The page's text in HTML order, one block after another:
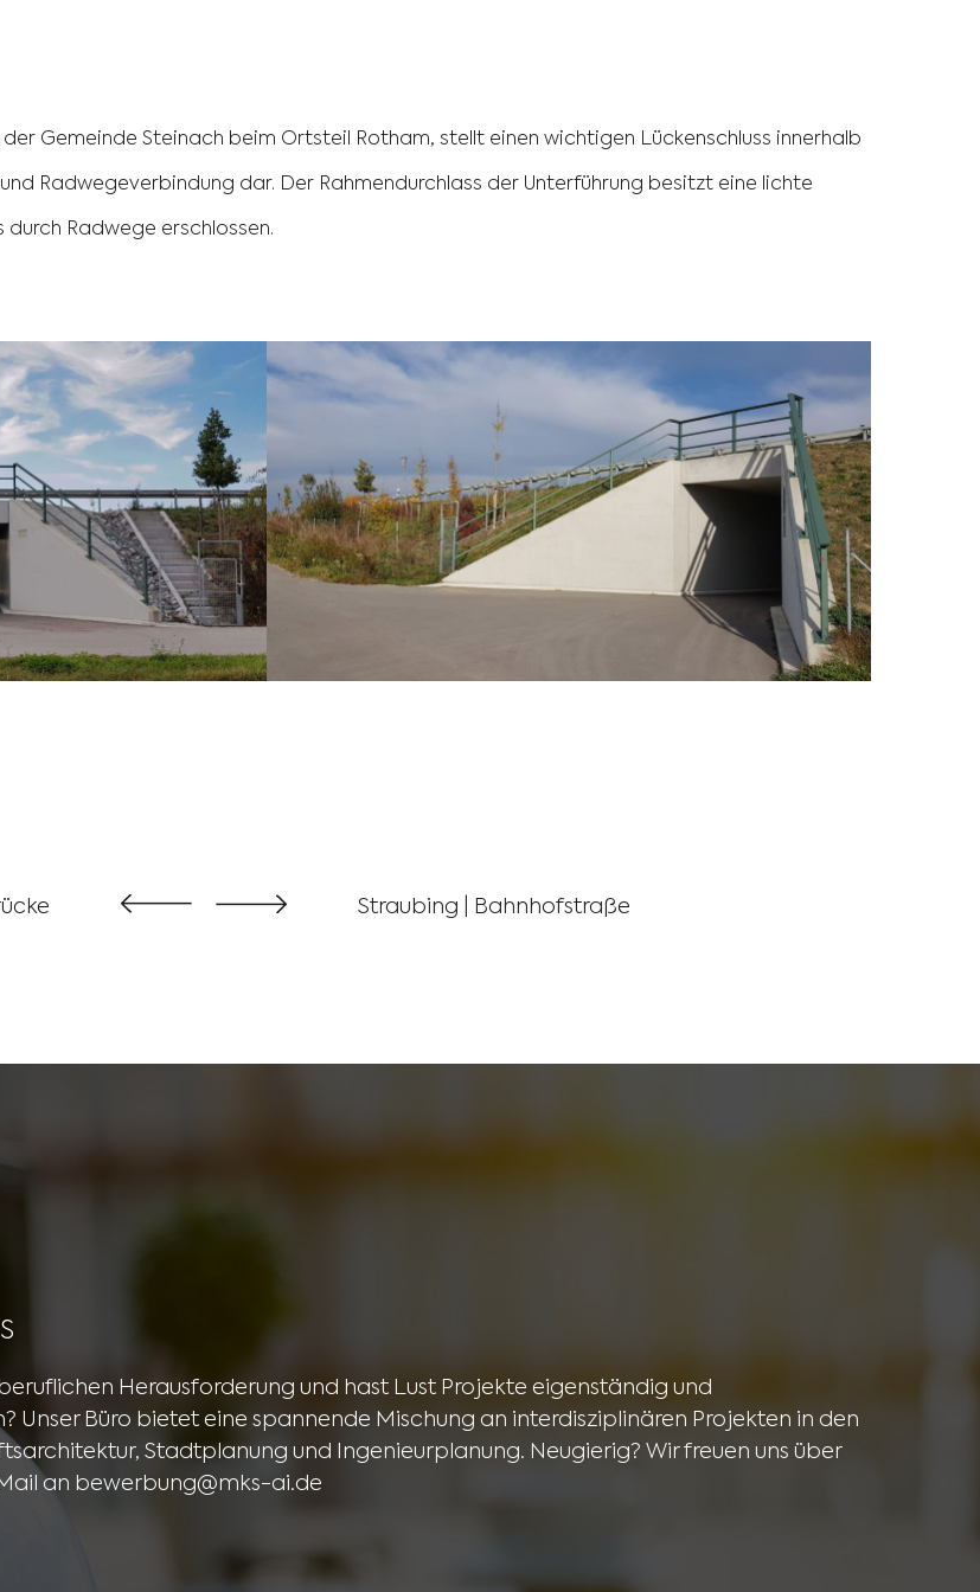
Gemeinde Steinach beim Ortsteil Rotham, stellt einen wichtigen Lückenschluss innerhalb
Radwegeverbindung dar. Der Rahmendurchlass der Unterführung besitzt eine lichte
Radwege erschlossen.
Straubing | Bahnhofstraße
Herausforderung und hast Lust Projekte eigenständig und
Unser Büro bietet eine spannende Mischung an interdisziplinären Projekten in den
Stadtplanung und Ingenieurplanung. Neugierig? Wir freuen uns über
an bewerbung@mks-ai.de